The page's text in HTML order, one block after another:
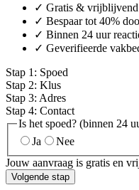
✓ Gratis & vrijblijvend
✓ Bespaar tot 40%
✓ Binnen 24 uur
✓ Geverifieerde
Stap 1 : Spoed
Stap 2: Klus
Stap 3: Adres
Stap 4: Contact
Is het spoed? (binnen 24
Ja
Nee
Jouw aanvraag is gratis en
Volgende stap